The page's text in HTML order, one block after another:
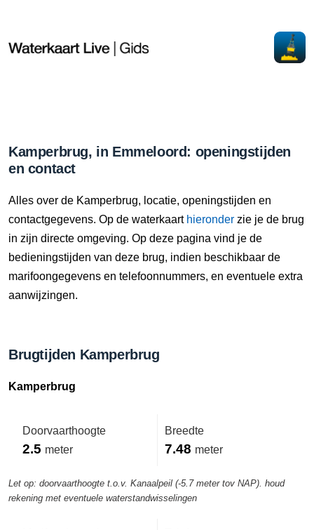
Kamperbrug, in Emmeloord: openingstijden
en contact
Alles over de Kamperbrug, locatie, openingstijden en
contactgegevens. Op de waterkaart hieronder zie je de brug
in zijn directe omgeving. Op deze pagina vind je de
bedieningstijden van deze brug, indien beschikbaar de
marifoongegevens en telefoonnummers, en eventuele extra
aanwijzingen.
Brugtijden Kamperbrug
Kamperbrug
Doorvaarthoogte
2.5 meter
Breedte
7.48 meter
Let op: doorvaarthoogte t.o.v. Kanaalpeil (-5.7 meter tov NAP). houd
rekening met eventuele waterstandwisselingen